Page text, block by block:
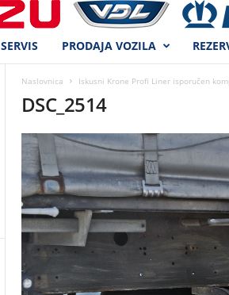
SERVIS PRODAJA VOZILA
Naslovnica Iskusni Krone Profi Liner isporučen
DSC_2514